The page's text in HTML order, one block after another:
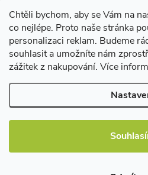
Chtěli bychom, aby se Vám na
co nejlépe. Proto naše stránka
personalizaci reklam. Budeme
souhlasit a umožníte nám
zážitek z nakupování. Více
Facebook
Užitečné informace